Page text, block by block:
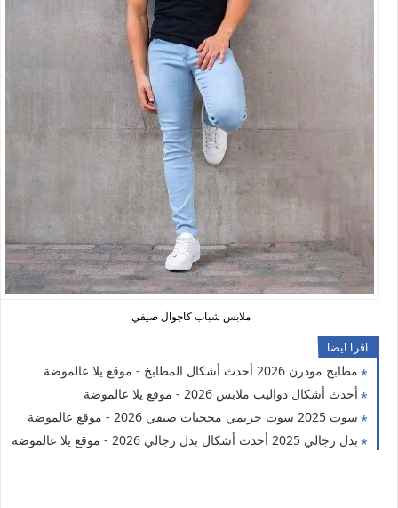
ملابس شباب كاجوال صيفي
اقرا ايضا
مطابخ مودرن 2026 أحدث أشكال المطابخ - موقع يلا عالموضة
أحدث أشكال دواليب ملابس 2026 - موقع يلا عالموضة
سوت 2025 سوت حريمي محجبات صيفي 2026 - موقع عالموضة
بدل رجالي 2025 أحدث أشكال بدل رجالي 2026 - موقع يلا عالموضة